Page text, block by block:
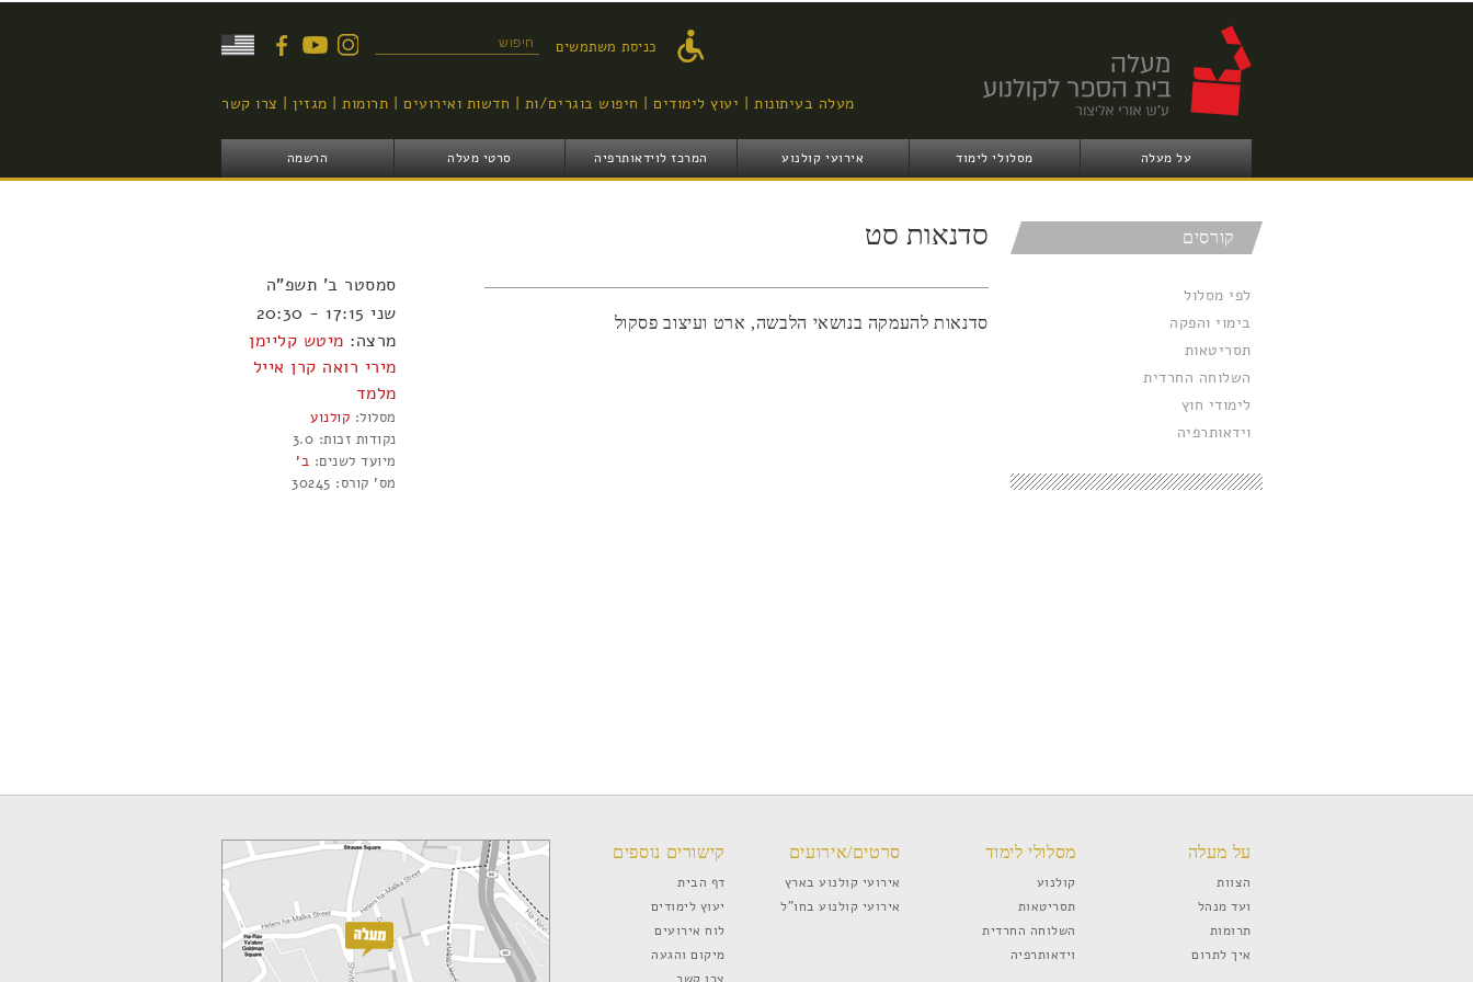
העיקרי
טופס חיפוש כניסת משתמשים
מעלה בעיתונות יעוץ לימודים חיפוש בוגרים/ות חדשות ואירועים תרומות מגזין צרו קשר
על מעלה מסלולי לימוד אירועי קולנוע המרכז לוידאותרפיה סרטי מעלה הרשמה
קורסים
לפי מסלול
בימוי והפקה
תסריטאות
השלוחה החרדית
לימודי חוץ
וידאותרפיה
סדנאות סט
סדנאות להעמקה בנושאי הלבשה, ארט ועיצוב פסקול
סמסטר ב' תשפ"ה
שני 17:15 - 20:30
מרצה: מיטש קליימן
מירי רואה קרן אייל
מלמד
מסלול: קולנוע
נקודות זכות: 3.0
מיועד לשנים: ב'
מס' קורס: 30245
על מעלה
הצוות
ועד מנהל
תרומות
איך לתרום
מסלולי לימוד
קולנוע
תסריטאות
השלוחה החרדית
וידאותרפיה
סרטים/אירועים
אירועי קולנוע בארץ
אירועי קולנוע בחו”ל
קישורים נוספים
דף הבית
יעוץ לימודים
לוח אירועים
מיקום והגעה
צרו קשר